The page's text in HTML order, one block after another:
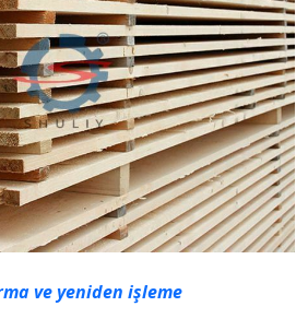
ve yeniden işleme